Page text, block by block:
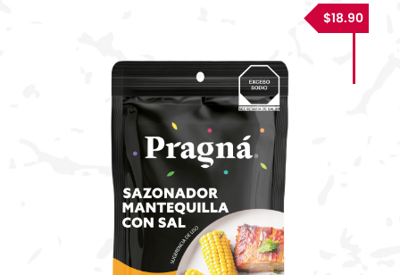
$18.90